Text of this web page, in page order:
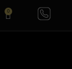
0